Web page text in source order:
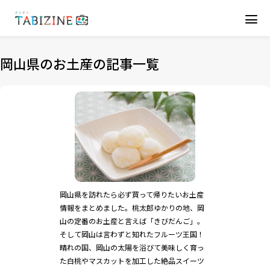
岡山県のお土産の記事一覧
岡山県を訪れたら必ず買って帰りたいお土産
情報をまとめました。桃太郎ゆかりの地、岡
山の定番のお土産と言えば「きびだんご」。
そして岡山は言わずと知れたフルーツ王国！
晴れの国、岡山の太陽を浴びて美味しく育っ
た白桃やマスカットを加工した絶品スイーツ